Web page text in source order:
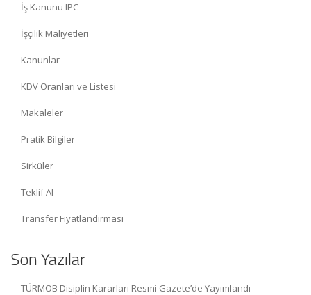
İş Kanunu IPC
İşçilik Maliyetleri
Kanunlar
KDV Oranları ve Listesi
Makaleler
Pratik Bilgiler
Sirküler
Teklif Al
Transfer Fiyatlandırması
Son Yazılar
TÜRMOB Disiplin Kararları Resmi Gazete’de Yayımlandı